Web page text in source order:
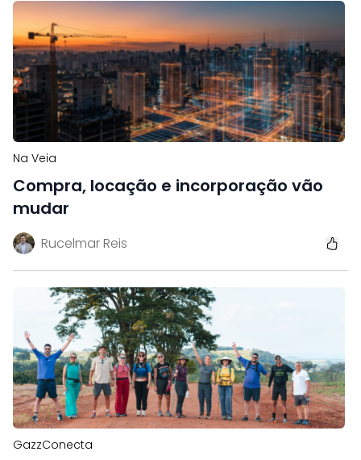
Na Veia
Compra, locação e incorporação vão
mudar
Rucelmar Reis
GazzConecta